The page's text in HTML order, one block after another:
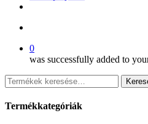
0
was successfully added to
Keresés
a
következőre:
Termékkategóriák